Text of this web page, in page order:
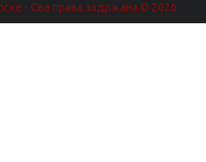
- Сва права задржана.© 2026